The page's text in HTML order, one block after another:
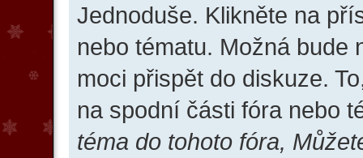
Jednoduše. Klikněte na
nebo tématu. Možná bude
moci přispět do diskuze.
na spodní části fóra nebo
téma do tohoto fóra,